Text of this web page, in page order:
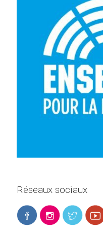
Réseaux sociaux